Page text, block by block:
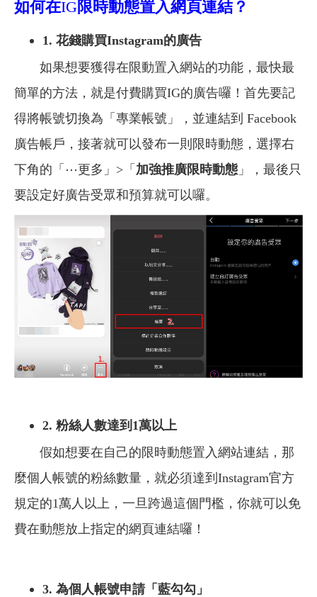
如何在IG限時動態置入網頁連結？
1. 花錢購買Instagram的廣告
如果想要獲得在限動置入網站的功能，最快最
簡單的方法，就是付費購買IG的廣告囉！首先要記
得將帳號切換為「專業帳號」，並連結到 Facebook
廣告帳戶，接著就可以發布一則限時動態，選擇右
下角的「⋯更多」>「 加強推廣限時動態 」，最後只
要設定好廣告受眾和預算就可以囉。
2. 粉絲人數達到1萬以上
假如想要在自己的限時動態置入網站連結，那
麼個人帳號的粉絲數量，就必須達到Instagram官方
規定的1萬人以上，一旦跨過這個門檻，你就可以免
費在動態放上指定的網頁連結囉！
3. 為個人帳號申請「 藍勾勾 」